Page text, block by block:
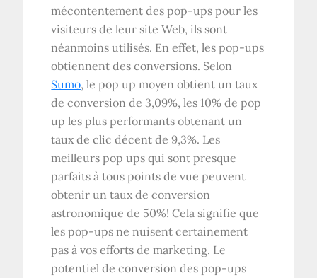
mécontentement des pop-ups pour les
visiteurs de leur site Web, ils sont
néanmoins utilisés. En effet, les pop-ups
obtiennent des conversions. Selon
Sumo, le pop up moyen obtient un taux
de conversion de 3,09%, les 10% de pop
up les plus performants obtenant un
taux de clic décent de 9,3%. Les
meilleurs pop ups qui sont presque
parfaits à tous points de vue peuvent
obtenir un taux de conversion
astronomique de 50%! Cela signifie que
les pop-ups ne nuisent certainement
pas à vos efforts de marketing. Le
potentiel de conversion des pop-ups